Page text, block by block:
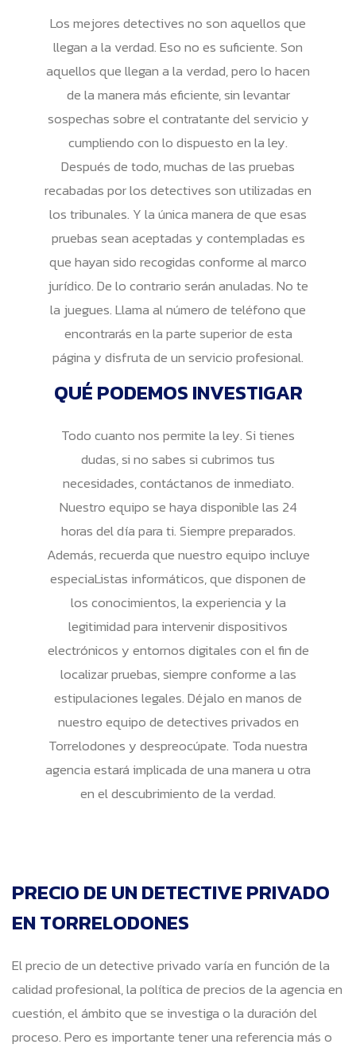
Los mejores detectives no son aquellos que
llegan a la verdad. Eso no es suficiente. Son
aquellos que llegan a la verdad, pero lo hacen
de la manera más eficiente, sin levantar
sospechas sobre el contratante del servicio y
cumpliendo con lo dispuesto en la ley.
Después de todo, muchas de las pruebas
recabadas por los detectives son utilizadas en
los tribunales. Y la única manera de que esas
pruebas sean aceptadas y contempladas es
que hayan sido recogidas conforme al marco
jurídico. De lo contrario serán anuladas. No te
la juegues. Llama al número de teléfono que
encontrarás en la parte superior de esta
página y disfruta de un servicio profesional.
QUÉ PODEMOS INVESTIGAR
Todo cuanto nos permite la ley. Si tienes
dudas, si no sabes si cubrimos tus
necesidades, contáctanos de inmediato.
Nuestro equipo se haya disponible las 24
horas del día para ti. Siempre preparados.
Además, recuerda que nuestro equipo incluye
especiaListas informáticos, que disponen de
los conocimientos, la experiencia y la
legitimidad para intervenir dispositivos
electrónicos y entornos digitales con el fin de
localizar pruebas, siempre conforme a las
estipulaciones legales. Déjalo en manos de
nuestro equipo de detectives privados en
Torrelodones y despreocúpate. Toda nuestra
agencia estará implicada de una manera u otra
en el descubrimiento de la verdad.
PRECIO DE UN DETECTIVE PRIVADO
EN TORRELODONES
El precio de un detective privado varía en función de la
calidad profesional, la política de precios de la agencia en
cuestión, el ámbito que se investiga o la duración del
proceso. Pero es importante tener una referencia más o